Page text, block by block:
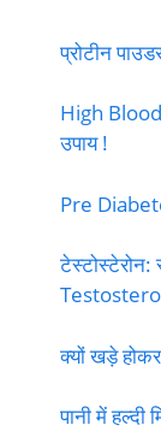
प्रोटीन
High
उपाय !
Pre
क्यों खड़े
पानी में